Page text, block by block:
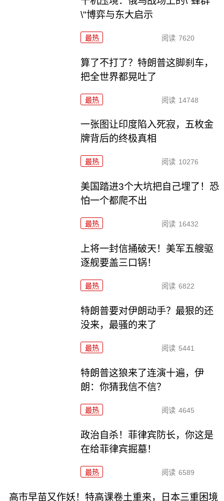
\"博弈与东大启示
最热 阅读 7620
算了不打了？特朗普这脚刹车，
把全世界都晃吐了
最热 阅读 14748
一张图让印度陷入死寂，五枚金
牌背后的终极真相
最热 阅读 10276
美国踏进3个大坑把自己埋了！恐
怕一个都爬不出
最热 阅读 16432
上将一封信捅破天！美军五艘驱
逐舰要盖三口锅！
最热 阅读 6822
特朗普要对伊朗动手？最狠的还
没来，最骚的来了
最热 阅读 5441
特朗普这狼来了连演十遍，伊
朗：你猜我信不信？
最热 阅读 4645
政治自杀！菲律宾防长，你这是
在给菲律宾掘墓！
最热 阅读 6589
高市早苗又作妖！特高课卷土重来，日本三重困境